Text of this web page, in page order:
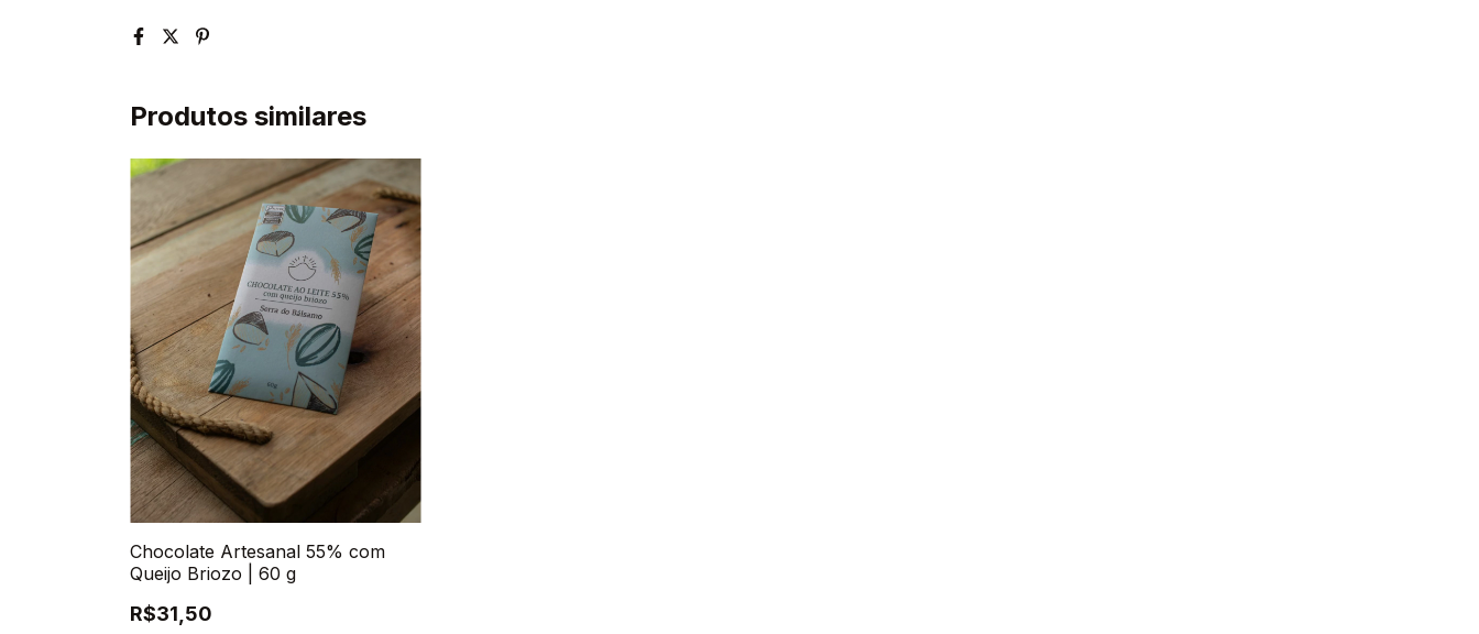
Produtos similares
Chocolate Artesanal 55% com
Queijo Briozo | 60 g
R$31,50